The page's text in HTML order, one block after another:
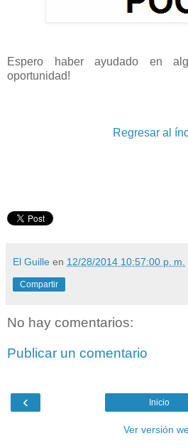
Espero haber ayudado en
oportunidad!
Regresar al
El Guille en 12/28/2014 10:57:00 p. m.
Compartir
No hay comentarios:
Publicar un comentario
‹ Inicio
Ver versión